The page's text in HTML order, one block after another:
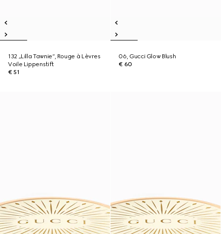
132 „Lilla Tawnie“, Rouge à Lèvres
Voile Lippenstift
€ 51
06, Gucci Glow Blush
€ 60